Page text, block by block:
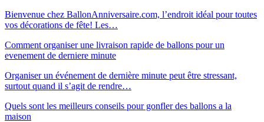
Bienvenue chez BallonAnniversaire.com, l’endroit idéal pour toutes
vos décorations de fête! Les…
Comment organiser une livraison rapide de ballons pour un
evenement de derniere minute
Organiser un événement de dernière minute peut être stressant,
surtout quand il s’agit de rendre…
Quels sont les meilleurs conseils pour gonfler des ballons a la
maison